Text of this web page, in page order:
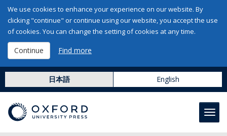
We use cookies to enhance your experience on our website. By
clicking "continue" or continue using our website, you accept the use
of cookies. You can change the setting of cookies at any time.
Continue Find more
日本語 English